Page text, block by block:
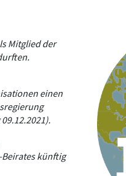
Mitglied der
einen
künftig